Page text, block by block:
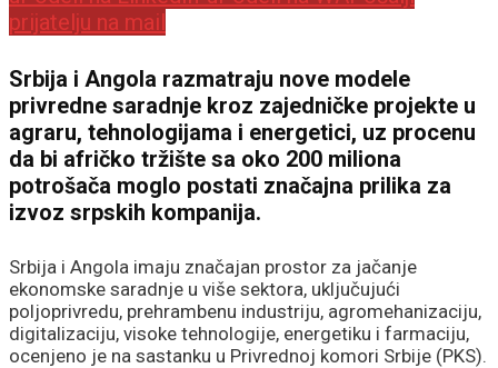
prijatelju na mail
Srbija i Angola razmatraju nove modele
privredne saradnje kroz zajedničke projekte u
agraru, tehnologijama i energetici, uz procenu
da bi afričko tržište sa oko 200 miliona
potrošača moglo postati značajna prilika za
izvoz srpskih kompanija.
Srbija i Angola imaju značajan prostor za jačanje
ekonomske saradnje u više sektora, uključujući
poljoprivredu, prehrambenu industriju, agromehanizaciju,
digitalizaciju, visoke tehnologije, energetiku i farmaciju,
ocenjeno je na sastanku u Privrednoj komori Srbije (PKS).